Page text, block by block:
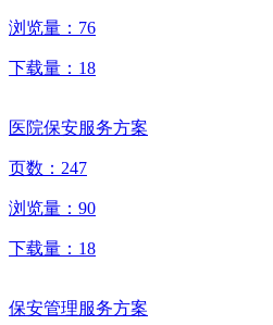
浏览量： 76
下载量： 18
医院保安服务方案
页数： 247
浏览量： 90
下载量： 18
保安管理服务方案